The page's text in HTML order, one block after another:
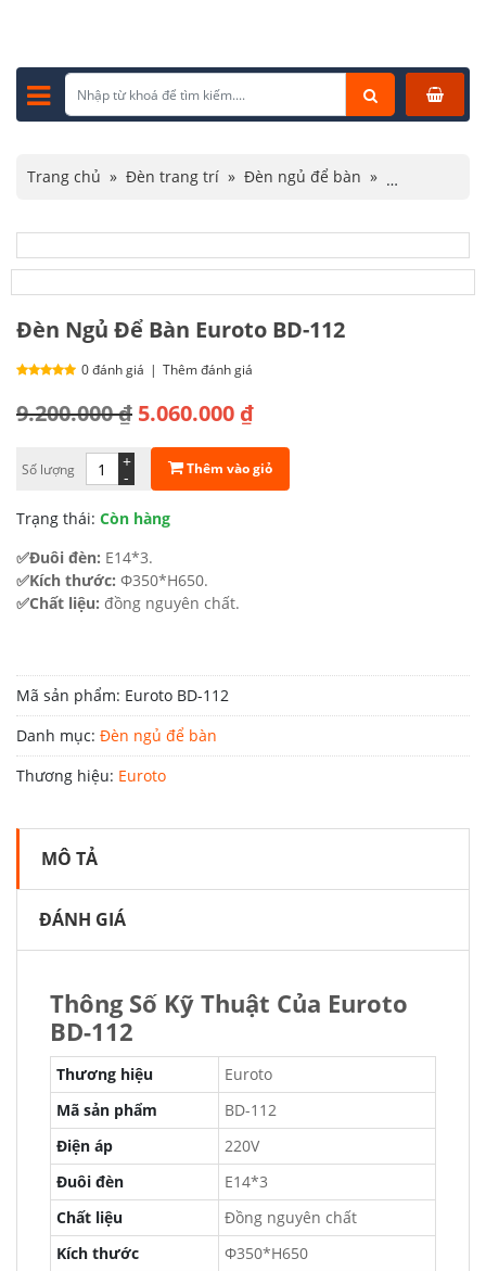
Trang chủ » Đèn trang trí » Đèn ngủ để bàn »
Đèn Ngủ Để Bàn Euroto BD-112
0 đánh giá | Thêm đánh giá
9.200.000₫
Giá
là:
9.200.000 ₫.
5.060.000 ₫
Giá
tại
là:
5.060.000 ₫.
Số lượng -
+ Thêm vào giỏ
Trạng thái: Còn hàng
✅Đuôi đèn: E14*3.
✅Kích thước: Φ350*H650.
✅Chất liệu: đồng nguyên chất.
Mã sản phẩm: Euroto BD-112
Danh mục: Đèn ngủ để bàn
Thương hiệu: Euroto
MÔ TẢ
ĐÁNH GIÁ
Thông Số Kỹ Thuật Của Euroto
BD-112
Thương hiệu
Euroto
Mã sản phẩm
BD-112
Điện áp
220V
Đuôi đèn
E14*3
Chất liệu
Đồng nguyên chất
Kích thước
Φ350*H650